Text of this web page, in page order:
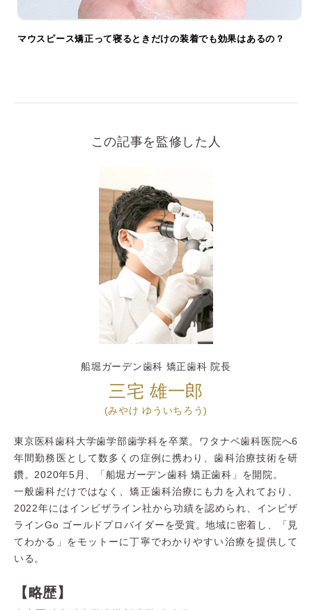
マウスピース矯正って寝るときだけの装着でも効果はあるの？
この記事を監修した人
船堀ガーデン歯科 矯正歯科 院長
三宅 雄一郎
(みやけ ゆういちろう)
東京医科歯科大学歯学部歯学科を卒業。ワタナベ歯科医院へ6
年間勤務医として数多くの症例に携わり、歯科治療技術を研
鑽。2020年5月、「船堀ガーデン歯科 矯正歯科」を開院。
一般歯科だけではなく、矯正歯科治療にも力を入れており、
2022年にはインビザライン社から功績を認められ、インビザ
ラインGo ゴールドプロバイダーを受賞。地域に密着し、「見
てわかる」をモットーに丁寧でわかりやすい治療を提供して
いる。
【略歴】